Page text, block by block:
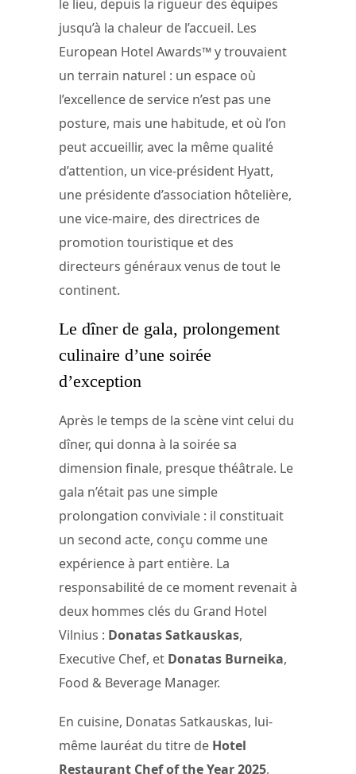
le lieu, depuis la rigueur des équipes
jusqu’à la chaleur de l’accueil. Les
European Hotel Awards™ y trouvaient
un terrain naturel : un espace où
l’excellence de service n’est pas une
posture, mais une habitude, et où l’on
peut accueillir, avec la même qualité
d’attention, un vice-président Hyatt,
une présidente d’association hôtelière,
une vice-maire, des directrices de
promotion touristique et des
directeurs généraux venus de tout le
continent.
Le dîner de gala, prolongement
culinaire d’une soirée
d’exception
Après le temps de la scène vint celui du
dîner, qui donna à la soirée sa
dimension finale, presque théâtrale. Le
gala n’était pas une simple
prolongation conviviale : il constituait
un second acte, conçu comme une
expérience à part entière. La
responsabilité de ce moment revenait à
deux hommes clés du Grand Hotel
Vilnius : Donatas Satkauskas,
Executive Chef, et Donatas Burneika,
Food & Beverage Manager.
En cuisine, Donatas Satkauskas, lui-
même lauréat du titre de Hotel
Restaurant Chef of the Year 2025,